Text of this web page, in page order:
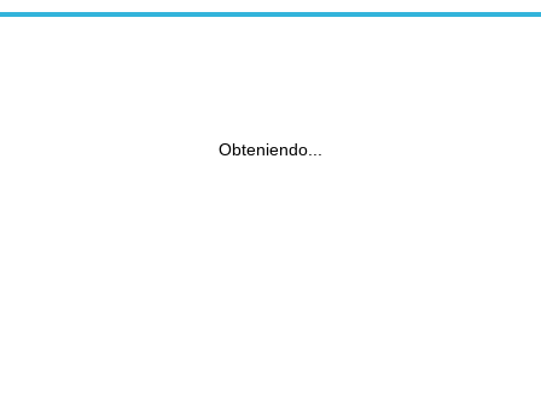
Obteniendo...